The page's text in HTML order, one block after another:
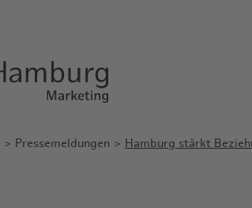
Pressemeldungen Hamburg stärkt